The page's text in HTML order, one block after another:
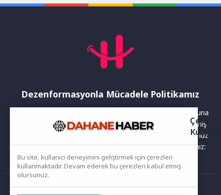
Dezenformasyonla Mücadele Politikamız
Yayınlanan haberler doğruluk ilkesi gözetilerek hazırlanır. Buna
rağmen bazı içeriklerde eksik, hatalı veya güncelliğini yitirmiş
bilgiler bulunabilir.Yanlış veya yanıltıcı olduğunu düşündüğünüz
haberleri aşağıdaki iletişim kanallarından bize bildirebilirsiniz:
Çerez
Bu site, kullanıcı deneyimini geliştirmek için çerezleri
kullanmaktadır. Devam ederek bu çerezleri kabul etmiş
olursunuz.